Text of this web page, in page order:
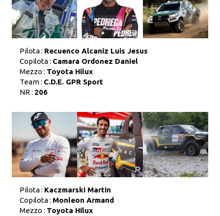
Pilota : Recuenco Alcaniz Luis Jesus
Copilota : Camara Ordonez Daniel
Mezzo : Toyota Hilux
Team : C.D.E. GPR Sport
NR : 206
Pilota : Kaczmarski Martin
Copilota : Monleon Armand
Mezzo : Toyota Hilux